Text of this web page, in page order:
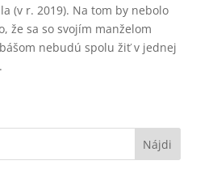
(v r. 2019). Na tom by nebolo
že sa so svojím manželom
nebudú spolu žiť v jednej